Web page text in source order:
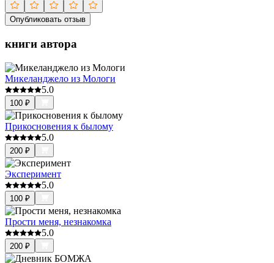
Опубликовать отзыв
книги автора
Микеланджело из Мологи
5.0
100 ₽
Прикосновения к былому
5.0
200 ₽
Эксперимент
5.0
100 ₽
Прости меня, незнакомка
5.0
200 ₽